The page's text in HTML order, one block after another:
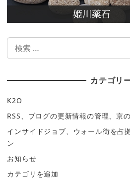
検
カテゴリ
K2O
RSS、ブログの更新情報の管理、京
インサイドジョブ、ウォール街を占
ン
お知らせ
カテゴリを追加